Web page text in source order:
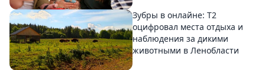
Зубры в онлайне: Т2
оцифровал места отдыха и
наблюдения за дикими
животными в Ленобласти